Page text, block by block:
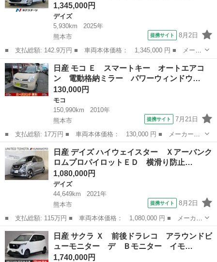
1,345,000円
デイズ
5,930km
2025年
熊本市
提携サイト 8月2日
■ 支払総額: 142.9万円 ■ 車両本体価格： 1,345,000 円 ■ メーカ
ー名： 日産 ■ 車種名： デイズ ■ グレード名： Ｘ 禁煙車
純正９型ナビＴＶ バックカメラ インテリジェントエマージェンシ
ーブレー...
熊本 熊本市 デイズ
日産 モコ Ｅ スマートキー オートエアコ
ン 電動格納ミラー パワーウィンドウ…
130,000円
モコ
150,990km
2010年
熊本市
提携サイト 7月21日
■ 支払総額: 17万円 ■ 車両本体価格： 130,000 円 ■ メーカー
名： 日産 ■ 車種名： モコ ■ グレード名： Ｅ スマートキ
ー オートエアコン 電動格納ミラー パワーウィンドウ ベンチシ
ート ■ 排気量：...
熊本 熊本市 モコ
日産 デイズ ハイウェイスター Ｘアーバンク
ロムプロパイロットＥＤ 横滑り防止…
1,080,000円
デイズ
44,649km
2021年
熊本市
提携サイト 8月2日
■ 支払総額: 115万円 ■ 車両本体価格： 1,080,000 円 ■ メーカー
名： 日産 ■ 車種名： デイズ ■ グレード名： ハイウェイスタ
ー ＸアーバンクロムプロパイロットＥＤ 横滑り防止 衝突軽減ブ
レーキ Ｌ...
熊本 熊本市 デイズ
日産 サクラ Ｘ 前後ドラレコ アラウンドビ
ューモニター デ Ｂモニター イモ…
1,740,000円